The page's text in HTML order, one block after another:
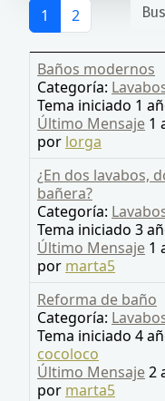
1 2
Baños modernos
Categoría:
Tema iniciado 1
Último Mensaje 1
por lorga
¿En dos lavabos,
bañera?
Categoría:
Tema iniciado 3
Último Mensaje 1
por marta5
Reforma de baño
Categoría:
Tema iniciado 4
cocoloco
Último Mensaje2
por marta5